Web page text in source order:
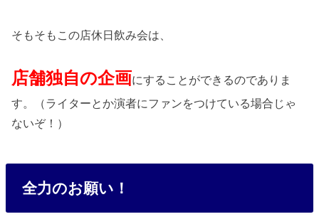
そもそもこの店休日飲み会は、
店舗独自の企画にすることができるのでありま
す。（ライターとか演者にファンをつけている場合じゃ
ないぞ！）
全力のお願い！